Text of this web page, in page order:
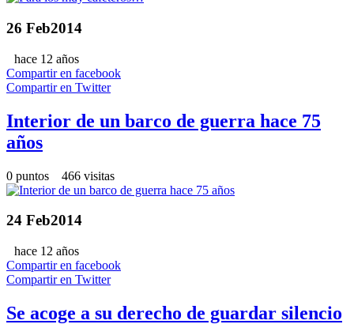
26 Feb2014
hace 12 años
Compartir en facebook
Compartir en Twitter
Interior de un barco de guerra hace 75
años
0 puntos 466 visitas
24 Feb2014
hace 12 años
Compartir en facebook
Compartir en Twitter
Se acoge a su derecho de guardar silencio